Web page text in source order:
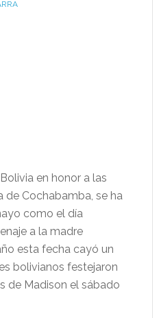
en honor a las
de Cochabamba, se ha
como el día
a la madre
esta fecha cayó un
bolivianos festejaron
de Madison el sábado